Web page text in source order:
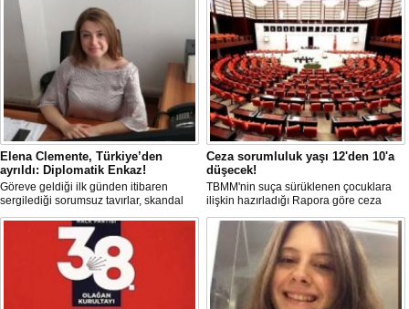
Elena Clemente, Türkiye’den
ayrıldı: Diplomatik Enkaz!
Göreve geldiği ilk günden itibaren
sergilediği sorumsuz tavırlar, skandal
kararlar ve özellikle Türk öğrencilere
uyguladığı vize ambargosuyla tepkilerin
odağında olan İtalya’nın İstanbul
Başkonsolosu Elena Clemente’nin
Türkiye’deki görevi nihayet sona erdi.
Ceza sorumluluk yaşı 12'den 10'a
düşecek!
TBMM'nin suça sürüklenen çocuklara
ilişkin hazırladığı Rapora göre ceza
sorumluluğu yaşının; 12'den 10'a
düşürülmesi planlanıyor.